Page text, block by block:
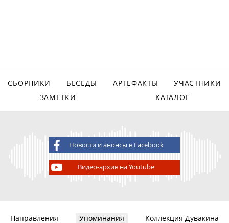
СБОРНИКИ БЕСЕДЫ АРТЕФАКТЫ
УЧАСТНИКИ
ЗАМЕТКИ
КАТАЛОГ
Новости и анонсы в Facebook
Видео-архив на Youtube
Направления Упоминания Коллекция Дувакина